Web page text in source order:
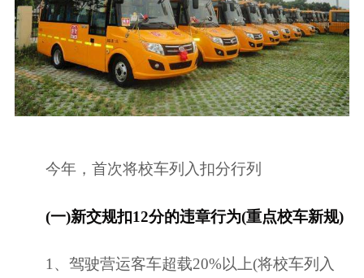
今年，首次将校车列入扣分行列
(一)新交规扣12分的违章行为(重点校车新规)
1、驾驶营运客车超载20%以上(将校车列入